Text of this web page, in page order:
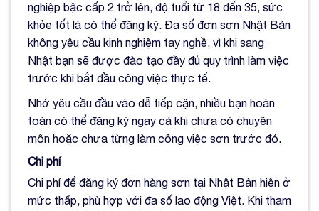
nghiệp bậc cấp 2 trở lên, độ tuổi từ 18 đến 35, sức
khỏe tốt là có thể đăng ký. Đa số đơn sơn Nhật Bản
không yêu cầu kinh nghiệm tay nghề, vì khi sang
Nhật bạn sẽ được đào tạo đầy đủ quy trình làm việc
trước khi bắt đầu công việc thực tế.
Nhờ yêu cầu đầu vào dễ tiếp cận, nhiều bạn hoàn
toàn có thể đăng ký ngay cả khi chưa có chuyên
môn hoặc chưa từng làm công việc sơn trước đó.
Chi phí
Chi phí để đăng ký đơn hàng sơn tại Nhật Bản hiện ở
mức thấp, phù hợp với đa số lao động Việt. Khi tham